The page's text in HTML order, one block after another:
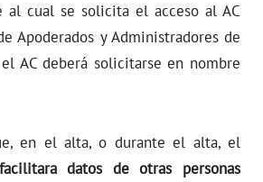
al cual se solicita el acceso al AC
Apoderados y Administradores de
AC deberá solicitarse en nombre
en el alta, o durante el alta, el
datos de otras personas